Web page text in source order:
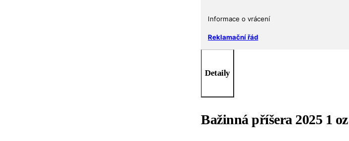
Informace o vrácení
Reklamační řád
Detaily
Bažinná příšera 2025 1